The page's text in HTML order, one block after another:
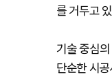
를 거두고
기술 중심
단순한 시